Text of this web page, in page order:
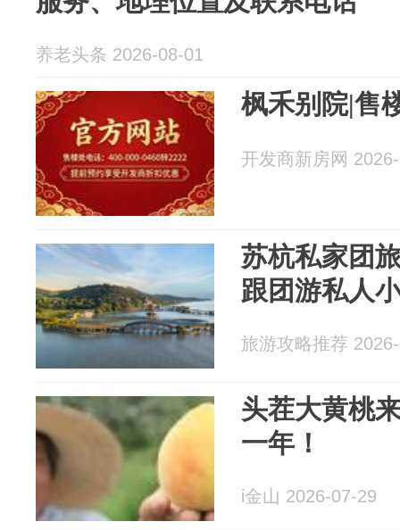
养老头条 2026-08-01
枫禾别院|售
开发商新房网
苏杭私家团
跟团游私人
旅游攻略推荐
头茬大黄桃
一年！
i金山 2026-07-29